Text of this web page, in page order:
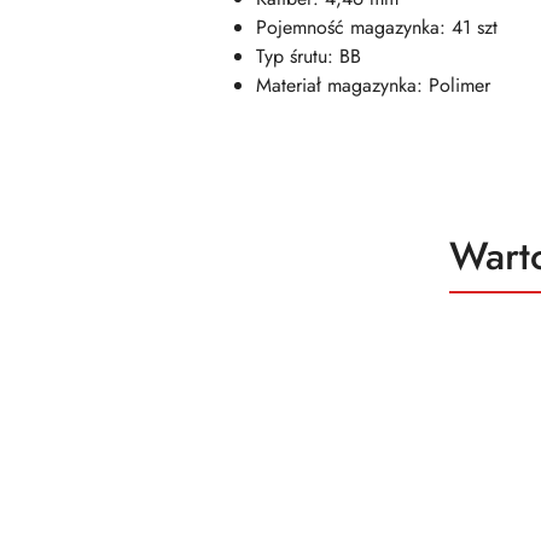
Pojemność magazynka: 41 szt
Typ śrutu: BB
Materiał magazynka: Polimer
o